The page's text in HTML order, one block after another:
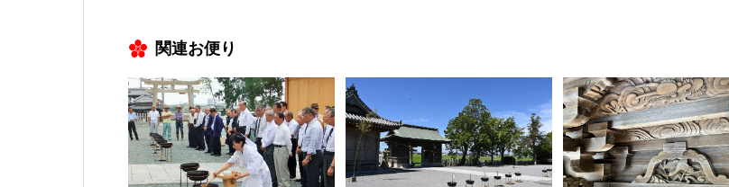
関連お便り